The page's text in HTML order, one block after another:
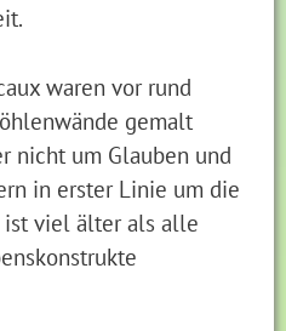
waren vor rund
gemalt
nicht um Glauben und
in erster Linie um die
ist viel älter als alle